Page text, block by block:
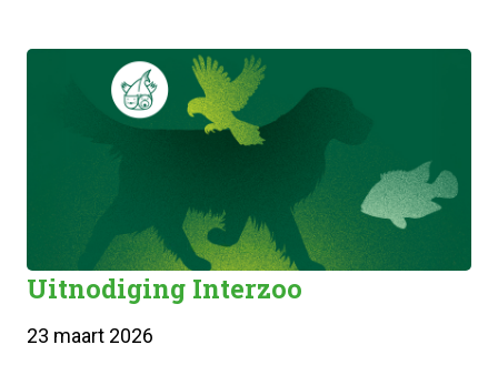
Uitnodiging Interzoo
23 maart 2026